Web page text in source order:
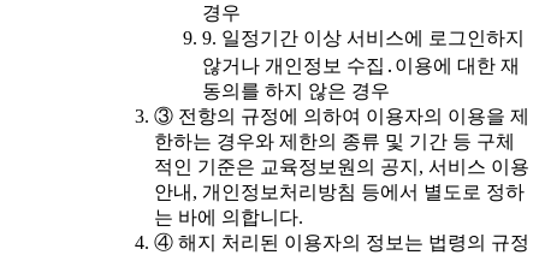
경우
9. 일정기간 이상 서비스에 로그인하지
않거나 개인정보 수집․이용에 대한 재
동의를 하지 않은 경우
③ 전항의 규정에 의하여 이용자의 이용을 제
한하는 경우와 제한의 종류 및 기간 등 구체
적인 기준은 교육정보원의 공지, 서비스 이용
안내, 개인정보처리방침 등에서 별도로 정하
는 바에 의합니다.
④ 해지 처리된 이용자의 정보는 법령의 규정